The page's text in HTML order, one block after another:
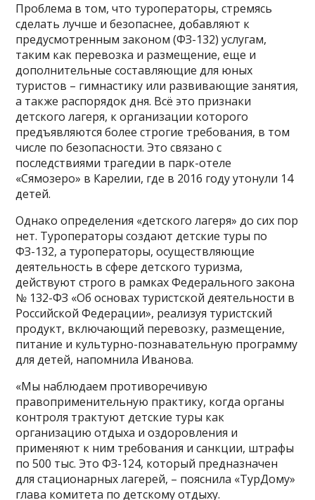
Проблема в том, что туроператоры, стремясь
сделать лучше и безопаснее, добавляют к
предусмотренным законом (ФЗ-132) услугам,
таким как перевозка и размещение, еще и
дополнительные составляющие для юных
туристов – гимнастику или развивающие занятия,
а также распорядок дня. Всё это признаки
детского лагеря, к организации которого
предъявляются более строгие требования, в том
числе по безопасности. Это связано с
последствиями трагедии в парк-отеле
«Сямозеро» в Карелии, где в 2016 году утонули 14
детей.
Однако определения «детского лагеря» до сих пор
нет. Туроператоры создают детские туры по
ФЗ-132, а туроператоры, осуществляющие
деятельность в сфере детского туризма,
действуют строго в рамках Федерального закона
№ 132-ФЗ «Об основах туристской деятельности в
Российской Федерации», реализуя туристский
продукт, включающий перевозку, размещение,
питание и культурно-познавательную программу
для детей, напомнила Иванова.
«Мы наблюдаем противоречивую
правоприменительную практику, когда органы
контроля трактуют детские туры как
организацию отдыха и оздоровления и
применяют к ним требования и санкции, штрафы
по 500 тыс. Это ФЗ-124, который предназначен
для стационарных лагерей, – пояснила «ТурДому»
глава комитета по детскому отдыху.